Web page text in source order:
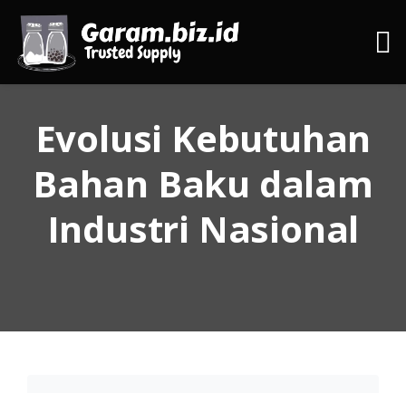
Evolusi Kebutuhan
Bahan Baku dalam
Industri Nasional